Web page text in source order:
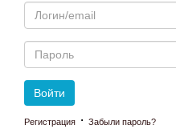
Email
Пароль
Войти
Регистрация · Забыли пароль?